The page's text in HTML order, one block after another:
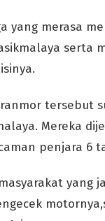
yang merasa
serta
tersebut
Mereka
penjara 6
yang